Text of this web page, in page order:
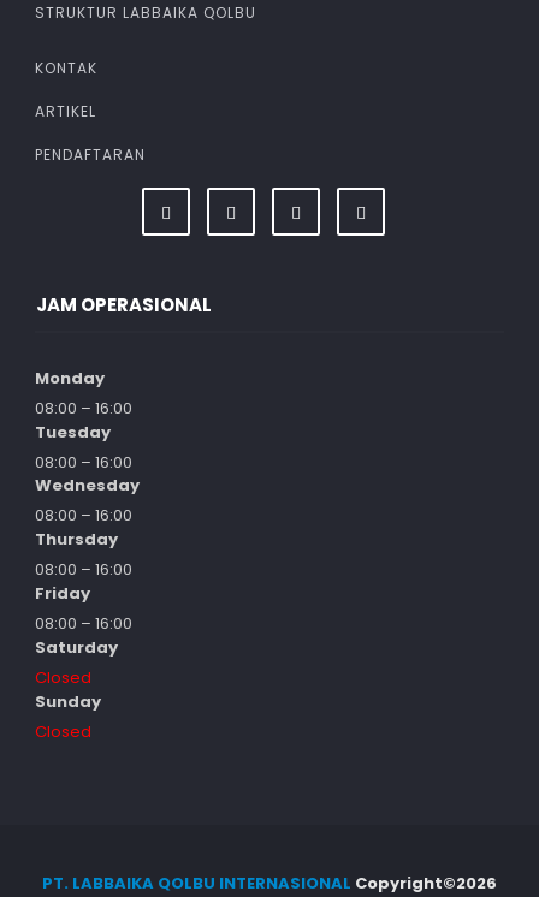
STRUKTUR LABBAIKA QOLBU
KONTAK
ARTIKEL
PENDAFTARAN
JAM OPERASIONAL
Monday
08:00 – 16:00
Tuesday
08:00 – 16:00
Wednesday
08:00 – 16:00
Thursday
08:00 – 16:00
Friday
08:00 – 16:00
Saturday
Closed
Sunday
Closed
PT. LABBAIKA QOLBU INTERNASIONAL Copyright©2026